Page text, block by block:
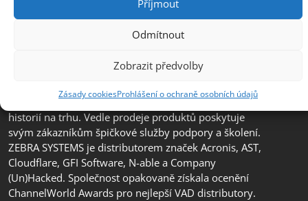
Příjmout
Odmítnout
Zobrazit předvolby
Zásady cookiesProhlášení o ochraně osobních údajů
Společnost ZEBRA SYSTEMS, s.r.o. je předním
IT bezpečnosti, ochrany dat a business continuity v
Evropě. Jedná se o rodinnou firmu s třicetiletou
historií na trhu. Vedle prodeje produktů poskytuje
svým zákazníkům špičkové služby podpory a školení.
ZEBRA SYSTEMS je distributorem značek Acronis, AST,
Cloudflare, GFI Software, N-able a Company
(Un)Hacked. Společnost opakovaně získala ocenění
ChannelWorld Awards pro nejlepší VAD distributory.